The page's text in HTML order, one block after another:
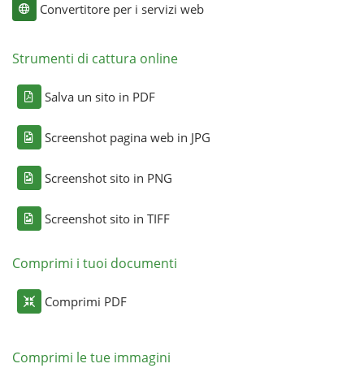
Convertitore per i servizi web
Strumenti di cattura online
Salva un sito in PDF
Screenshot pagina web in JPG
Screenshot sito in PNG
Screenshot sito in TIFF
Comprimi i tuoi documenti
Comprimi PDF
Comprimi le tue immagini